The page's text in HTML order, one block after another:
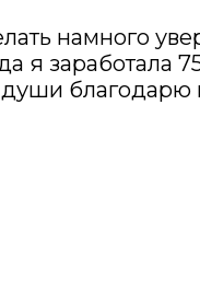
намного
я заработала
души